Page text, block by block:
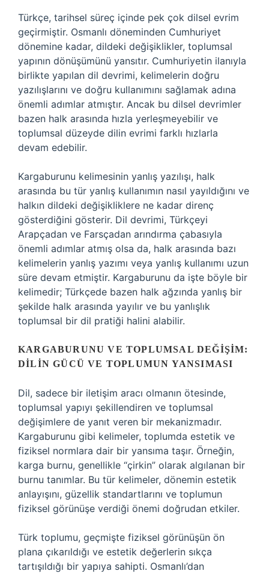
Türkçe, tarihsel süreç içinde pek çok dilsel evrim
geçirmiştir. Osmanlı döneminden Cumhuriyet
dönemine kadar, dildeki değişiklikler, toplumsal
yapının dönüşümünü yansıtır. Cumhuriyetin ilanıyla
birlikte yapılan dil devrimi, kelimelerin doğru
yazılışlarını ve doğru kullanımını sağlamak adına
önemli adımlar atmıştır. Ancak bu dilsel devrimler
bazen halk arasında hızla yerleşmeyebilir ve
toplumsal düzeyde dilin evrimi farklı hızlarla
devam edebilir.
Kargaburunu kelimesinin yanlış yazılışı, halk
arasında bu tür yanlış kullanımın nasıl yayıldığını ve
halkın dildeki değişikliklere ne kadar direnç
gösterdiğini gösterir. Dil devrimi, Türkçeyi
Arapçadan ve Farsçadan arındırma çabasıyla
önemli adımlar atmış olsa da, halk arasında bazı
kelimelerin yanlış yazımı veya yanlış kullanımı uzun
süre devam etmiştir. Kargaburunu da işte böyle bir
kelimedir; Türkçede bazen halk ağzında yanlış bir
şekilde halk arasında yayılır ve bu yanlışlık
toplumsal bir dil pratiği halini alabilir.
KARGABURUNU VE TOPLUMSAL DEĞIŞIM:
DILIN GÜCÜ VE TOPLUMUN YANSIMASI
Dil, sadece bir iletişim aracı olmanın ötesinde,
toplumsal yapıyı şekillendiren ve toplumsal
değişimlere de yanıt veren bir mekanizmadır.
Kargaburunu gibi kelimeler, toplumda estetik ve
fiziksel normlara dair bir yansıma taşır. Örneğin,
karga burnu, genellikle “çirkin” olarak algılanan bir
burnu tanımlar. Bu tür kelimeler, dönemin estetik
anlayışını, güzellik standartlarını ve toplumun
fiziksel görünüşe verdiği önemi doğrudan etkiler.
Türk toplumu, geçmişte fiziksel görünüşün ön
plana çıkarıldığı ve estetik değerlerin sıkça
tartışıldığı bir yapıya sahipti. Osmanlı’dan